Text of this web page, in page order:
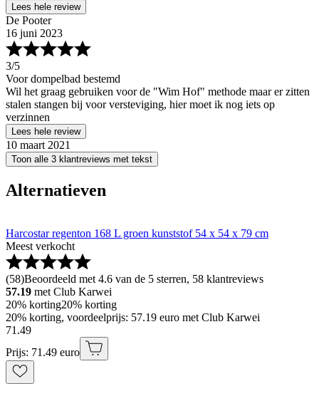
Lees hele review
De Pooter
16 juni 2023
3/5
Voor dompelbad bestemd
Wil het graag gebruiken voor de "Wim Hof" methode maar er zitten
stalen stangen bij voor versteviging, hier moet ik nog iets op
verzinnen
Lees hele review
10 maart 2021
Toon alle 3 klantreviews met tekst
Alternatieven
Harcostar regenton 168 L groen kunststof 54 x 54 x 79 cm
Meest verkocht
(58)Beoordeeld met 4.6 van de 5 sterren, 58 klantreviews
57.19 met Club Karwei
20% korting20% korting
20% korting, voordeelprijs: 57.19 euro met Club Karwei
71 .49
Prijs: 71.49 euro